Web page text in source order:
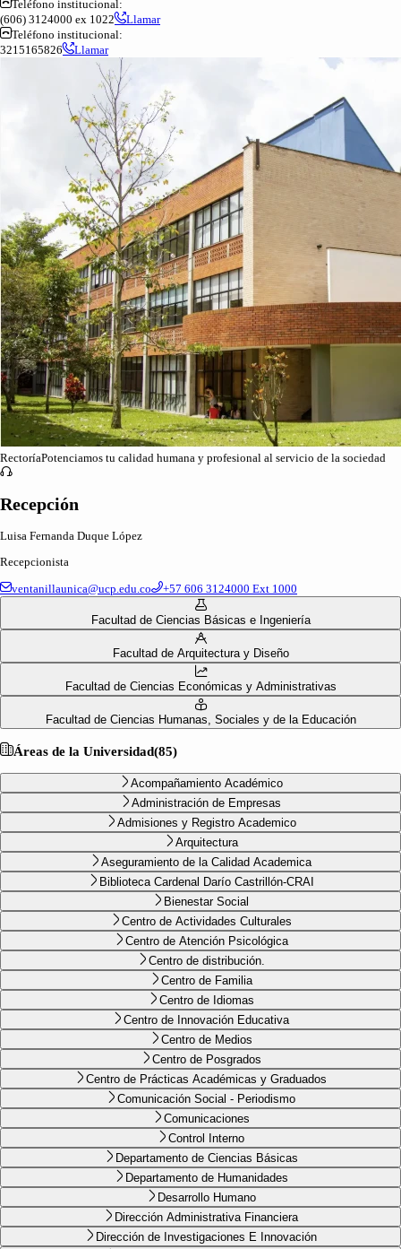
Teléfono institucional:
(606) 3124000 ex 1022
Llamar
Teléfono institucional:
3215165826
Llamar
RectoríaPotenciamos tu calidad humana y profesional al servicio de la sociedad
Recepción
Luisa Fernanda Duque López
Recepcionista
ventanillaunica@ucp.edu.co
+57 606 3124000 Ext 1000
Facultad de Ciencias Básicas e Ingeniería
Facultad de Arquitectura y Diseño
Facultad de Ciencias Económicas y Administrativas
Facultad de Ciencias Humanas, Sociales y de la Educación
Áreas de la Universidad(85)
Acompañamiento Académico
Administración de Empresas
Admisiones y Registro Academico
Arquitectura
Aseguramiento de la Calidad Academica
Biblioteca Cardenal Darío Castrillón-CRAI
Bienestar Social
Centro de Actividades Culturales
Centro de Atención Psicológica
Centro de distribución.
Centro de Familia
Centro de Idiomas
Centro de Innovación Educativa
Centro de Medios
Centro de Posgrados
Centro de Prácticas Académicas y Graduados
Comunicación Social - Periodismo
Comunicaciones
Control Interno
Departamento de Ciencias Básicas
Departamento de Humanidades
Desarrollo Humano
Dirección Administrativa Financiera
Dirección de Investigaciones E Innovación